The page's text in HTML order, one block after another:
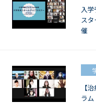
入
スタ
催
【
ラ